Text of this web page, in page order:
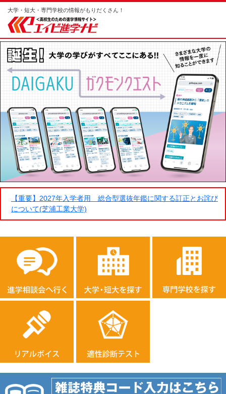
大学・短大・専門学校の情報がもりだくさん！
【重要】2027年入学者用 総合型選抜年鑑に関する訂正とお詫び
について(芝浦工業大学)